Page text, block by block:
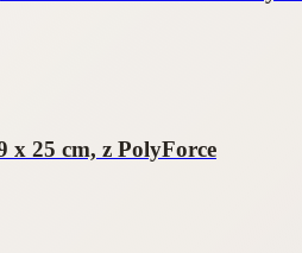
x 25 cm, z PolyForce